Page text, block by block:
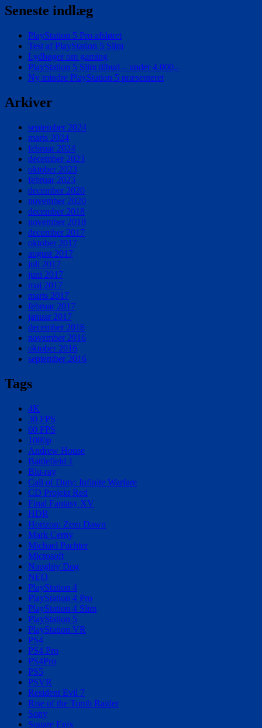
Seneste indlæg
PlayStation 5 Pro afsløret
Test af PlayStation 5 Slim
Lydbøger om gaming
PlayStation 5 Slim tilbud – under 4.000,-
Ny mindre PlayStation 5 præsenteret
Arkiver
september 2024
marts 2024
februar 2024
december 2023
oktober 2023
februar 2023
december 2020
november 2020
december 2018
november 2018
december 2017
oktober 2017
august 2017
juli 2017
juni 2017
maj 2017
marts 2017
februar 2017
januar 2017
december 2016
november 2016
oktober 2016
september 2016
Tags
4K
30 FPS
60 FPS
1080p
Andrew House
Battlefield 1
Blu-ray
Call of Duty: Infinite Warfare
CD Projekt Red
Final Fantasy XV
HDR
Horizon: Zero Dawn
Mark Cerny
Michael Pachter
Microsoft
Naughty Dog
NEO
PlayStation 4
PlayStation 4 Pro
PlayStation 4 Slim
PlayStation 5
PlayStation VR
PS4
PS4 Pro
PS4Pro
PS5
PSVR
Resident Evil 7
Rise of the Tomb Raider
Sony
Square Enix